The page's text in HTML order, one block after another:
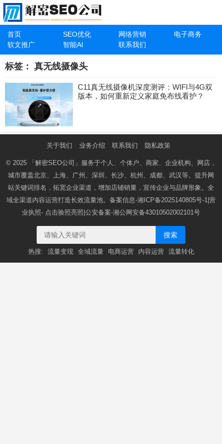
首页 SEO优化 网络营销
电子商务
软文推广
智能AI 联系我们
标签： 真无线摄像头
C11真无线摄像机深度测评：WIFI与4G双
版本，如何重新定义家庭免布线看护？
关于我们 业务介绍 联系我们 隐私政策
© 2025 「解密SEO公司」 服务于个人、个体户、商家、企业机构、网店，
城市覆盖北京、上海、广州、深圳、长沙、杭州、成都、武汉等。提升网
站关键词排名，拓宽企业渠道，增加店铺销量，宣传企业与品牌形象。全
域全渠道内容运营打造长效流量池。备案信息-湘ICP备2025140805号-1 |营
业执照- 点击验照亮照 |公安备案-湘公网安备43010502002101号
搜索
热搜: 流量变现 全域流量 电商运营 内容运营 流量转化